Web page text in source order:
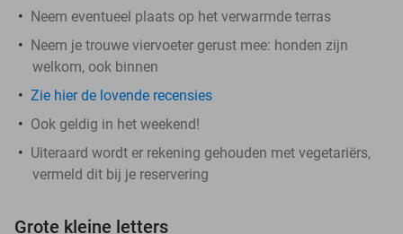
Neem eventueel plaats op het verwarmde terras
Neem je trouwe viervoeter gerust mee: honden zijn
welkom, ook binnen
Zie hier de lovende recensies
Ook geldig in het weekend!
Uiteraard wordt er rekening gehouden met vegetariërs,
vermeld dit bij je reservering
Grote kleine letters